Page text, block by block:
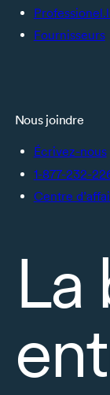
Fournisseurs
Nous joindre
Écrivez-nous
1-877-232-
Centre
La